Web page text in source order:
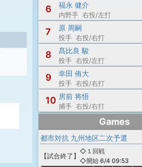
6 福永 健介
内野手 右投/左打
7 原 周嗣
投手 右投/右打
8 髙比良 駿
投手 右投/左打
9 幸田 侑大
投手 右投/右打
10 房前 将悟
捕手 右投/右打
Games
都市対抗 九州地区二次予選
【試合終了 】
◇１回戦
◇開始 6/4 09:53